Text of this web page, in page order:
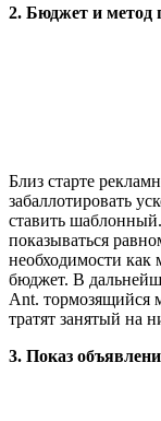
2. Бюджет и метод
Близ старте
забаллотировать
ставить
показываться
необходимости как
бюджет. В
Ant. тормозящийся
тратят занятый на
3. Показ